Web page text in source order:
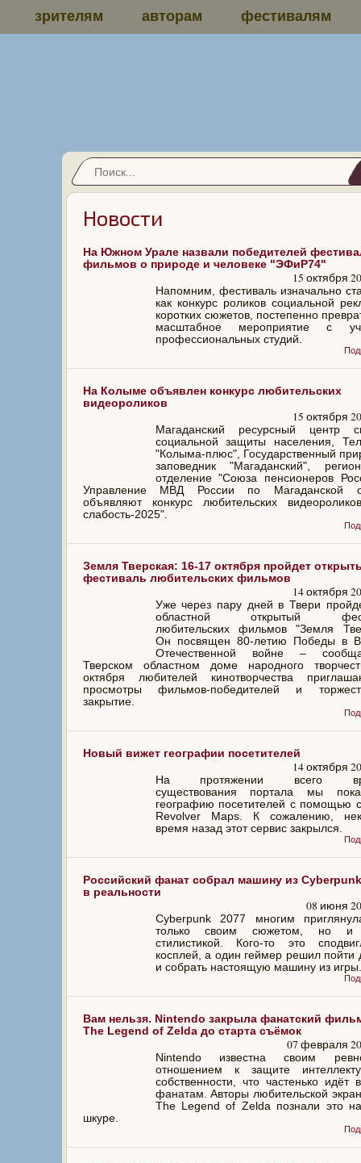
зрителям авторам фестивалям
Новости
На Южном Урале назвали победителей
фильмов о природе и человеке "ЭФиР74"
15 октября
Напомним, фестиваль изначально
как конкурс роликов социальной
коротких сюжетов, постепенно
масштабное мероприятие с
профессиональных студий.
На Колыме объявлен конкурс любительских
видеороликов
15 октября
Магаданский ресурсный центр
социальной защиты населения,
"Колыма-плюс", Государственный
заповедник "Магаданский",
отделение "Союза пенсионеров
Управление МВД России по Магаданской
объявляют конкурс любительских
слабость-2025".
Земля Тверская: 16-17 октября пройдет
фестиваль любительских фильмов
14 октября
Уже через пару дней в Твери
областной открытый
любительских фильмов "Земля
Он посвящен 80-летию Победы в
Отечественной войне –
Тверском областном доме народного
октября любителей кинотворчества
просмотры фильмов-победителей и
закрытие.
Новый вижет географии посетителей
14 октября
На протяжении всего
существования портала мы
географию посетителей с помощью
Revolver Maps. К сожалению,
время назад этот сервис закрылся.
Российский фанат собрал машину из
в реальности
08 июня
Cyberpunk 2077 многим
только своим сюжетом, но и
стилистикой. Кого-то это
косплей, а один геймер решил пойти
и собрать настоящую машину из игры.
Вам нельзя. Nintendo закрыла фанатский
The Legend of Zelda до старта съёмок
07 февраля
Nintendo известна своим
отношением к защите
собственности, что частенько идёт
фанатам. Авторы любительской
The Legend of Zelda познали это
шкуре.